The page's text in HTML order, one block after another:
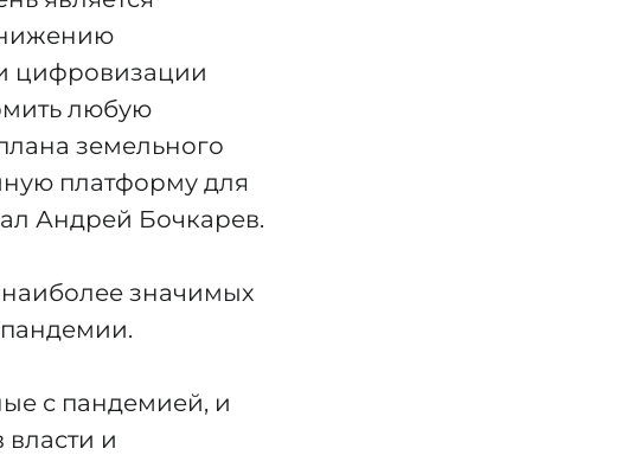
цифровизации
любую
земельного
платформу для
Андрей Бочкарев.
наиболее значимых
с пандемией, и
и